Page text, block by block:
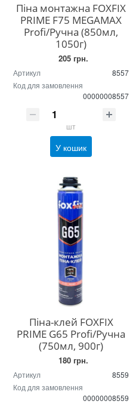
Піна монтажна FOXFIX
PRIME F75 MEGAMAX
Profi/Ручна (850мл,
1050г)
205 грн.
Артикул
8557
Код для замовлення
00000008557
шт
У кошик
Піна-клей FOXFIX
PRIME G65 Profi/Ручна
(750мл, 900г)
180 грн.
Артикул
8559
Код для замовлення
00000008559